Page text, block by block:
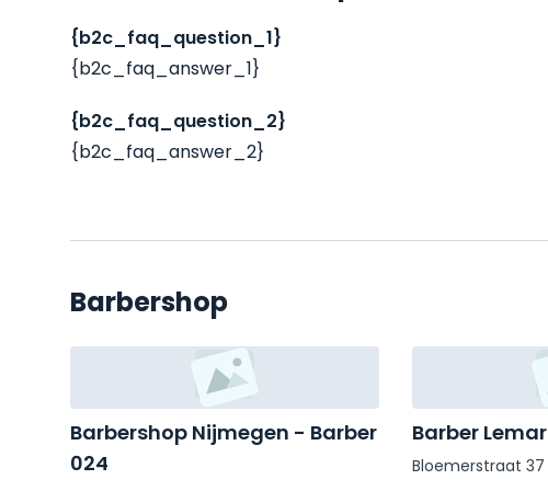
{b2c_faq_question_1}
{b2c_faq_answer_1}
{b2c_faq_question_2}
{b2c_faq_answer_2}
Barbershop
Barbershop Nijmegen - Barber
024
Barber Lemar
Bloemerstraat 37